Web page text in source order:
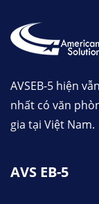
AVSEB-5 hiện
nhất có văn
gia tại Việt Nam.
AVS EB-5